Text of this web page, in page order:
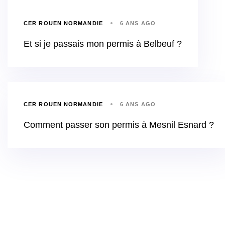
CER ROUEN NORMANDIE 6 ANS AGO
Et si je passais mon permis à Belbeuf ?
CER ROUEN NORMANDIE 6 ANS AGO
Comment passer son permis à Mesnil Esnard ?